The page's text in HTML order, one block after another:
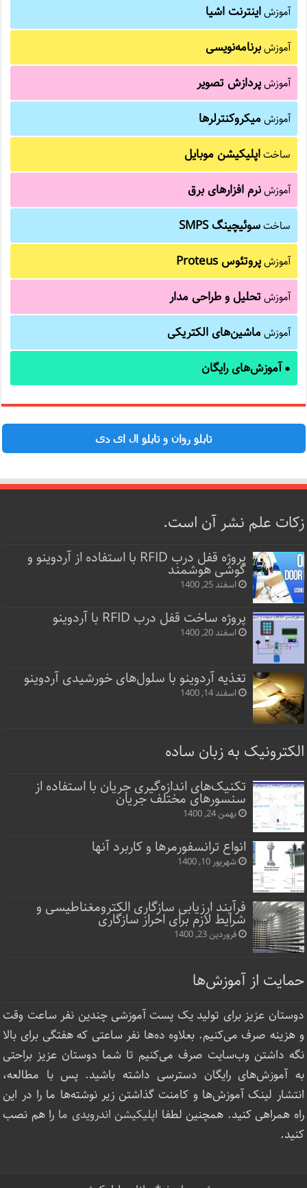
آموزشاینترنت اشیا
آموزشبرنامه‌نویسی
آموزشپردازش تصویر
آموزشمیکروکنترلرها
ساختاپلیکیشن موبایل
آموزشنرم افزارهای برق
ساختسوئیچینگ SMPS
آموزشپروتئوس Proteus
آموزشتحلیل و طراحی مدار
آموزشماشین‌های الکتریکی
●آموزش‌های رایگان
تابلو روان و تابلو ال ای دی
زکات علم نشر آن است.
پروژه قفل‌ درب RFID با استفاده از آردوینو و
گوشی هوشمند
اسفند 25, 1400
پروژه ساخت قفل‌ درب RFID با آردوینو
اسفند 20, 1400
تغذیه آردوینو با سلول‌های خورشیدی آردوینو
اسفند 14, 1400
الکترونیک به زبان ساده
تکنیک‌های اندازه‌گیری جریان با استفاده از
سنسورهای مختلف جریان
بهمن 24, 1400
انواع ترانسفورمرها و کاربرد آنها
شهریور 10, 1400
فرآیند ارزیابی سازگاری الکترومغناطیسی و
شرایط لازم برای احراز سازگاری
فروردین 23, 1400
حمایت از آموزش‌ها
دوستان عزیز برای تولید یک پست آموزشی چندین نفر ساعت‌ وقت
و هزینه صرف می‌کنیم. بعلاوه ده‌ها نفر ساعتی که هفتگی برای بالا
نگه داشتن وب‌سایت صرف ‌می‌کنیم تا شما دوستان عزیز براحتی
به آموزش‌های رایگان دسترسی داشته باشید. پس با مطالعه،
انتشار لینک‌ آموزش‌ها و کامنت گذاشتن زیر نوشته‌‌ها ما را در این
راه همراهی کنید. همچنین لطفا اپلیکیشن اندرویدی ما را هم نصب
کنید.